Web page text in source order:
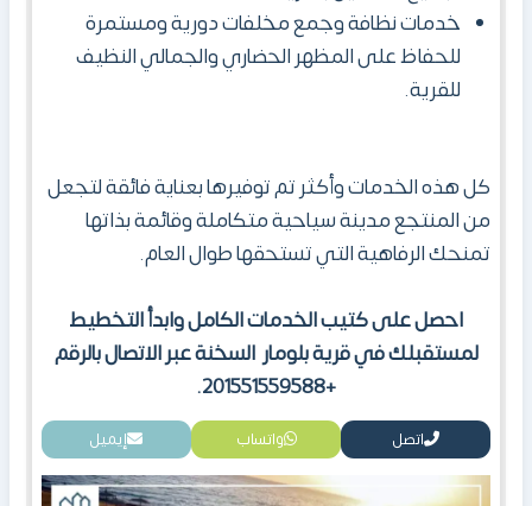
خدمات نظافة وجمع مخلفات دورية ومستمرة
للحفاظ على المظهر الحضاري والجمالي النظيف
للقرية.
كل هذه الخدمات وأكثر تم توفيرها بعناية فائقة لتجعل
من المنتجع مدينة سياحية متكاملة وقائمة بذاتها
تمنحك الرفاهية التي تستحقها طوال العام.
احصل على كتيب الخدمات الكامل وابدأ التخطيط
لمستقبلك في قرية بلومار السخنة عبر الاتصال بالرقم
+201551559588.
اتصل واتساب إيميل